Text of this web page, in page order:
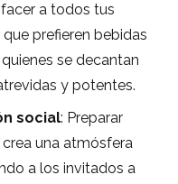
a todos tus
prefieren bebidas
se decantan
y potentes.
social: Preparar
una atmósfera
a los invitados a